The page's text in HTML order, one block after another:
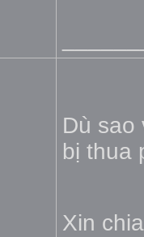
Dù sao
bị thua
Xin